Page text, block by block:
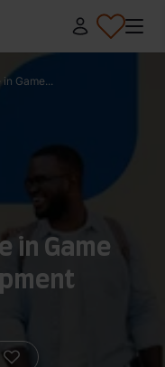
Game...
in Game